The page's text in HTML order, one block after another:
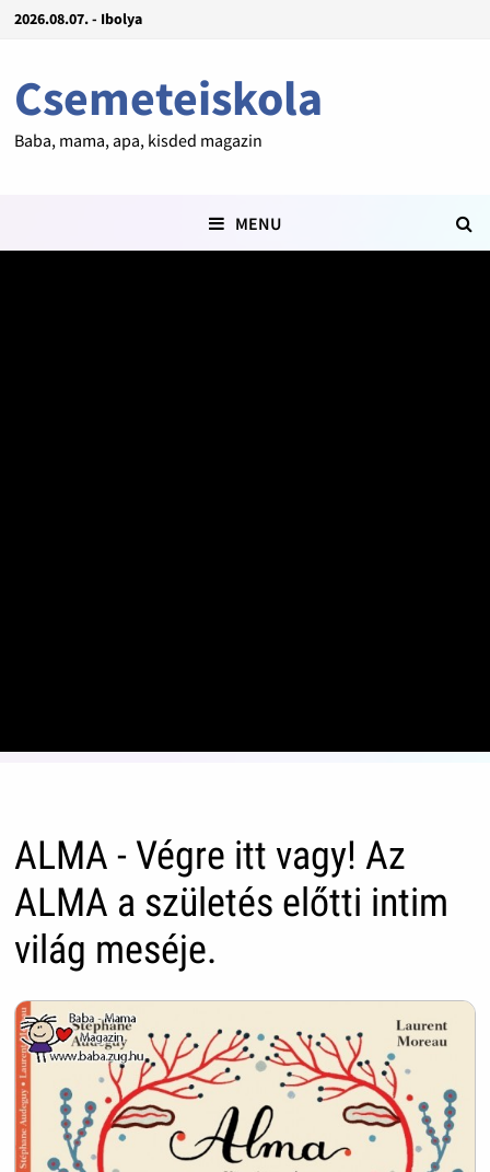
2026.08.07. - Ibolya
Csemeteiskola
Baba, mama, apa, kisded magazin
MENU
ALMA - Végre itt vagy! Az
ALMA a születés előtti intim
világ meséje.